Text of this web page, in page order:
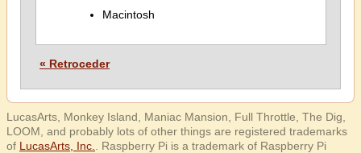
Macintosh
« Retroceder
LucasArts, Monkey Island, Maniac Mansion, Full Throttle, The Dig,
LOOM, and probably lots of other things are registered trademarks
of LucasArts, Inc.
. Raspberry Pi is a trademark of Raspberry Pi